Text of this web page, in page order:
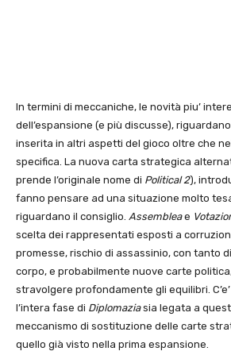
In termini di meccaniche, le novità piu’
dell’espansione (e più discusse),
inserita in altri aspetti del gioco oltre che
specifica. La nuova carta strategica
prende l’originale nome di Political 2),
fanno pensare ad una situazione molto
riguardano il consiglio. Assembleae
scelta dei rappresentati esposti a
promesse, rischio di assassinio, con tanto
corpo, e probabilmente nuove carte
stravolgere profondamente gli equilibri.
l’intera fase di Diplomaziasia legata a
meccanismo di sostituzione delle carte
quello già visto nella prima espansione.